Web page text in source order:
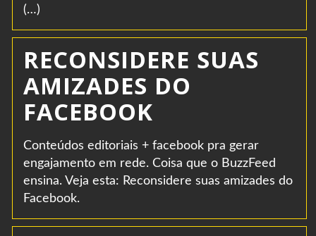
(…)
RECONSIDERE SUAS
AMIZADES DO
FACEBOOK
Conteúdos editoriais + facebook pra gerar
engajamento em rede. Coisa que o BuzzFeed
ensina. Veja esta: Reconsidere suas amizades do
Facebook.